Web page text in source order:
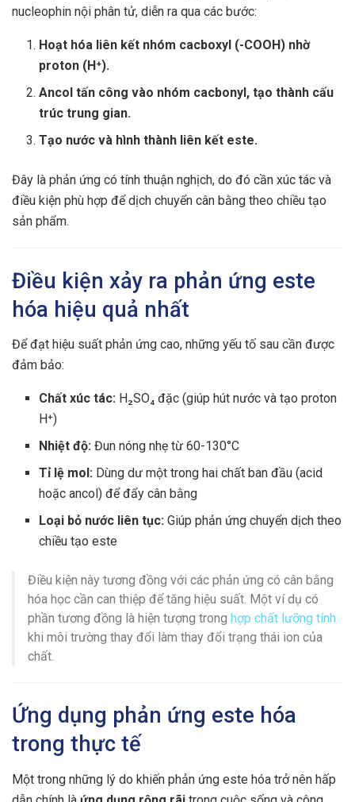
nucleophin nội phân tử, diễn ra qua các bước:
Hoạt hóa liên kết nhóm cacboxyl (-COOH) nhờ
proton (H⁺).
Ancol tấn công vào nhóm cacbonyl, tạo thành cấu
trúc trung gian.
Tạo nước và hình thành liên kết este.
Đây là phản ứng có tính thuận nghịch, do đó cần xúc tác và
điều kiện phù hợp để dịch chuyển cân bằng theo chiều tạo
sản phẩm.
Điều kiện xảy ra phản ứng este
hóa hiệu quả nhất
Để đạt hiệu suất phản ứng cao, những yếu tố sau cần được
đảm bảo:
Chất xúc tác: H₂SO₄ đặc (giúp hút nước và tạo proton
H⁺)
Nhiệt độ: Đun nóng nhẹ từ 60-130°C
Tỉ lệ mol: Dùng dư một trong hai chất ban đầu (acid
hoặc ancol) để đẩy cân bằng
Loại bỏ nước liên tục: Giúp phản ứng chuyển dịch theo
chiều tạo este
Điều kiện này tương đồng với các phản ứng có cân bằng
hóa học cần can thiệp để tăng hiệu suất. Một ví dụ có
phần tương đồng là hiện tượng trong hợp chất lưỡng tính
khi môi trường thay đổi làm thay đổi trạng thái ion của
chất.
Ứng dụng phản ứng este hóa
trong thực tế
Một trong những lý do khiến phản ứng este hóa trở nên hấp